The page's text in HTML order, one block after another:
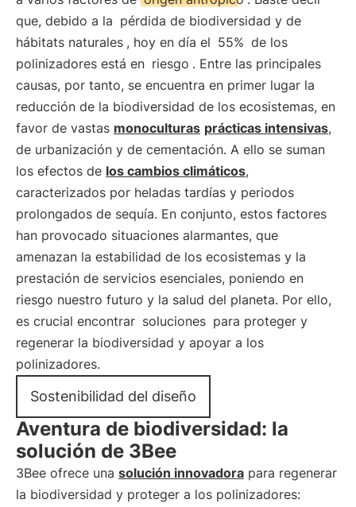
que, debido a la pérdida de biodiversidad y de
hábitats naturales , hoy en día el 55% de los
polinizadores está en riesgo . Entre las principales
causas, por tanto, se encuentra en primer lugar la
reducción de la biodiversidad de los ecosistemas, en
favor de vastas monoculturas prácticas intensivas,
de urbanización y de cementación. A ello se suman
los efectos de los cambios climáticos,
caracterizados por heladas tardías y periodos
prolongados de sequía. En conjunto, estos factores
han provocado situaciones alarmantes, que
amenazan la estabilidad de los ecosistemas y la
prestación de servicios esenciales, poniendo en
riesgo nuestro futuro y la salud del planeta. Por ello,
es crucial encontrar soluciones para proteger y
regenerar la biodiversidad y apoyar a los
polinizadores.
Sostenibilidad del diseño
Aventura de biodiversidad: la
solución de 3Bee
3Bee ofrece una solución innovadora para regenerar
la biodiversidad y proteger a los polinizadores: